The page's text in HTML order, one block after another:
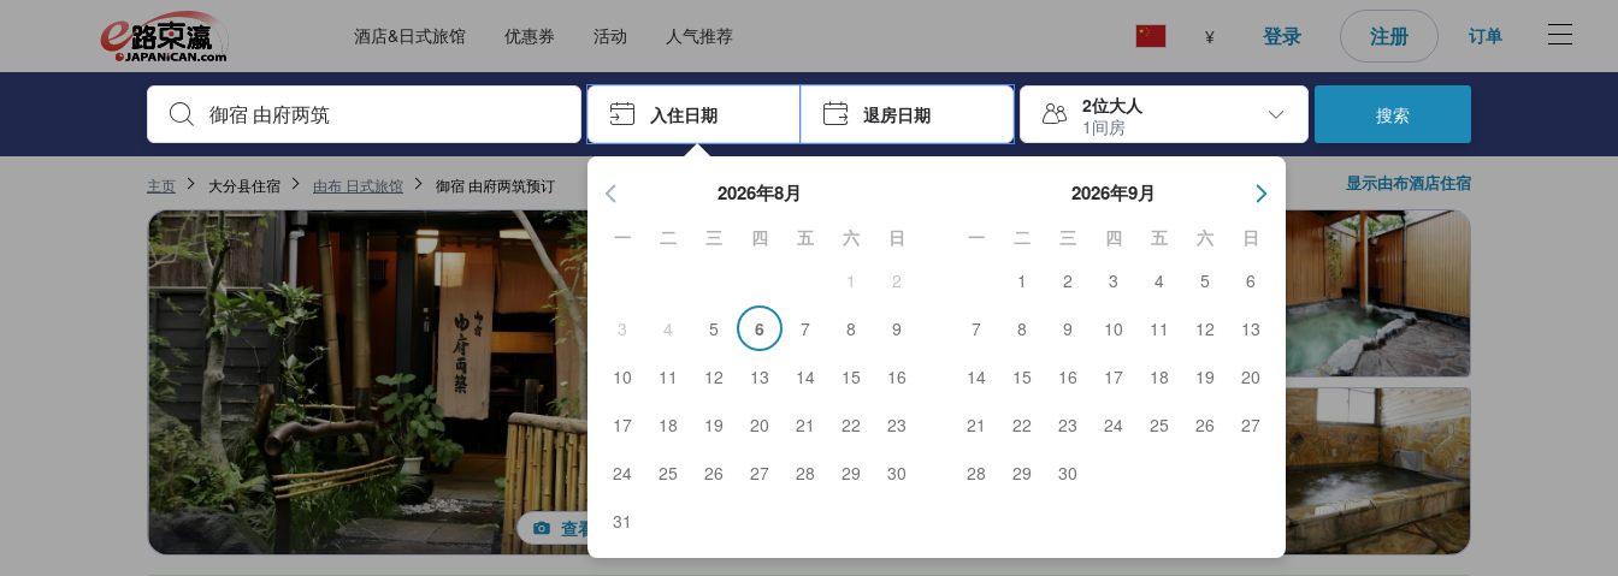
酒店&日式旅馆 优惠券 活动 人气推荐 ¥ 登录 注册 订单
输入住宿名或关键词以搜索，使用箭头或 tab 键以移动，点击 Enter 键以选择
入住日期 退房日期
2位大人
1间房
按 Enter 键开始浏览日期选择器。使用箭头键浏览入住和退房日期。使用 Enter 键选择日期后，入住日期将被选择。重复相同操作以选择
2026年8月
一 二 三 四 五 六
日
1
2
3
4 5 6 7 8
9
10
11 12 13 14 15
16
17
18 19 20 21 22
23
24
25 26 27 28 29
30
31
2026年9月
一 二 三 四 五 六
日
1
2 3 4 5
6
7
8 9 10 11 12
13
14
15 16 17 18 19
20
21
22 23 24 25 26
27
28
29 30
搜索
主页 大分县住宿 由布 日式旅馆 御宿 由府两筑预订 显示由布酒店住宿
查看全部图片
JAPANiCAN上的点评均来自于真实用户，个人评价在完成预订和入住后才能顺利提交，从而确保了点评的真实性及可靠性，也有助于用户作出更好的预订选择。
服务评分 4.9，满分 5，是由布的高分
位置评分 4.5，满分 5，是由布的高分
房间舒适度评分 4.5，满分 5，是由布的高分
其它设施服务评分 4.5，满分 5，是由布的高分